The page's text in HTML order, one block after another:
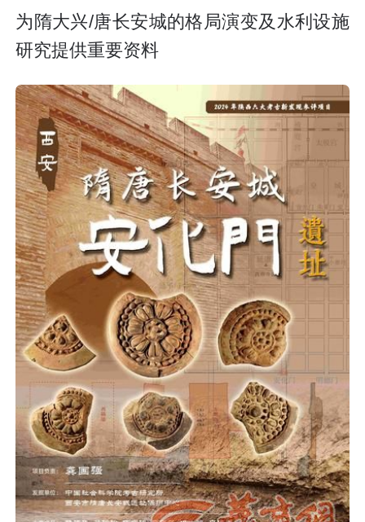
为隋大兴/唐长安城的格局演变及水利设施
研究提供重要资料